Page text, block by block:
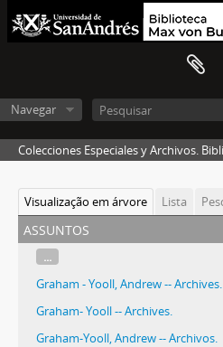
Navegar
Colecciones Especiales y Archivos.
Visualização em árvore Lista
assuntos
...
Graham - Yooll, Andrew -- Archives.
Graham- Yooll -- Archives.
Graham-Yooll, Andrew -- Archivos.